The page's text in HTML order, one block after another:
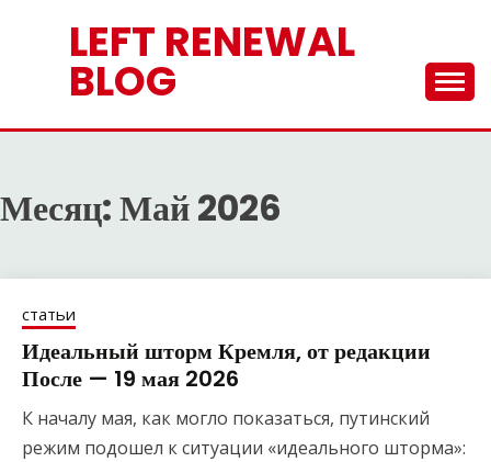
содержимомуLEFT RENEWAL
BLOG
Месяц:Май 2026
статьи
Идеальный шторм Кремля, от редакции
После — 19 мая 2026
К началу мая, как могло показаться, путинский
режим подошел к ситуации «идеального шторма»: